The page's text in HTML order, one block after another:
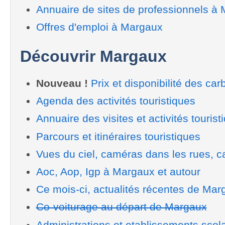
Annuaire de sites de professionnels à
Offres d'emploi à Margaux
Découvrir Margaux
Nouveau ! Prix et disponibilité des
Agenda des activités touristiques
Annuaire des visites et activités
Parcours et itinéraires touristiques
Vues du ciel, caméras dans les rues,
Aoc, Aop, Igp à Margaux et autour
Ce mois-ci, actualités récentes de
Co-voiturage au départ de Margaux